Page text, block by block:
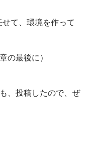
て、環境を作って
の最後に）
、投稿したので、ぜ